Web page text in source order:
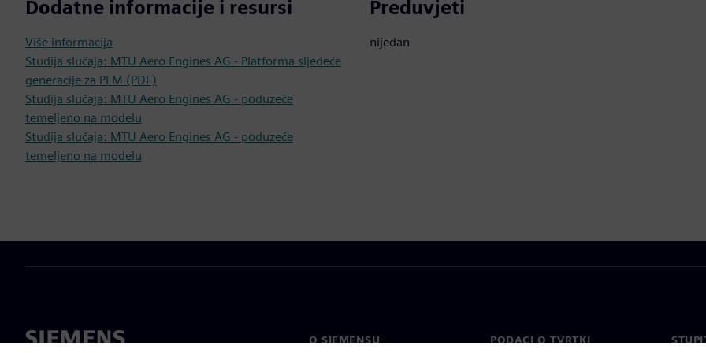
Dodatne informacije i resursi
Više informacija
Studija slučaja: MTU Aero Engines AG - Platforma sljedeće
generacije za PLM (PDF)
Studija slučaja: MTU Aero Engines AG - poduzeće
temeljeno na modelu
Studija slučaja: MTU Aero Engines AG - poduzeće
temeljeno na modelu
Preduvjeti
nijedan
O SIEMENSU PODACI O TVRTKI